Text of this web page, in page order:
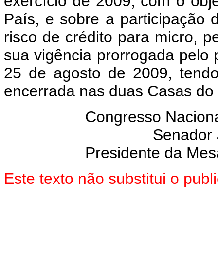
País, e sobre a participação
risco de crédito para micro,
sua vigência prorrogada
25 de agosto de 2009,
encerrada nas duas Casas
Congresso
Senador
Presidente da
Este texto não substitui o